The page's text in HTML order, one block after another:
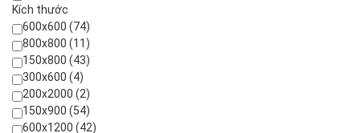
Kích thước
600x600 (74)
800x800 (11)
150x800 (43)
300x600 (4)
200x2000 (2)
150x900 (54)
600x1200 (42)